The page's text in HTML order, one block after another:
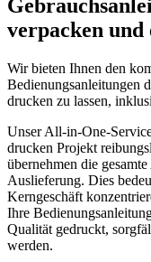
verpacken und
Wir bieten Ihnen den
Bedienungsanleitungen
drucken zu lassen,
Unser All-in-One-
drucken Projekt
übernehmen die
Auslieferung. Dies
Kerngeschäft
Ihre
Qualität gedruckt,
werden.